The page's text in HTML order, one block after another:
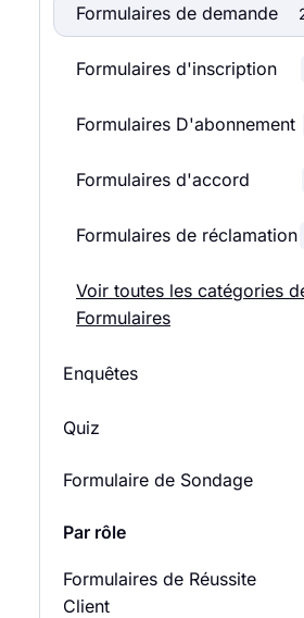
Formulaires de demande
Formulaires d'inscription
Formulaires D'abonnement
Formulaires d'accord
Formulaires de réclamation
Voir toutes les catégories
Formulaires
Enquêtes
Enquêtes de Satisfaction
des Employés
Sondages D'évaluation
Quiz
Formulaire de Sondage
Par rôle
Formulaires de Réussite
Client